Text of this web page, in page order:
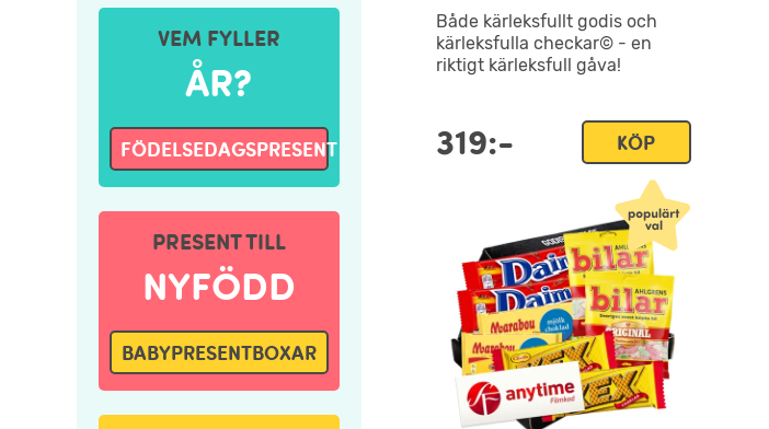
VEM FYLLER
ÅR?
FÖDELSEDAGSPRESENT
PRESENT TILL
NYFÖDD
BABYPRESENTBOXAR
Både kärleksfullt godis och
kärleksfulla checkar© - en
riktigt kärleksfull gåva!
319:- KÖP